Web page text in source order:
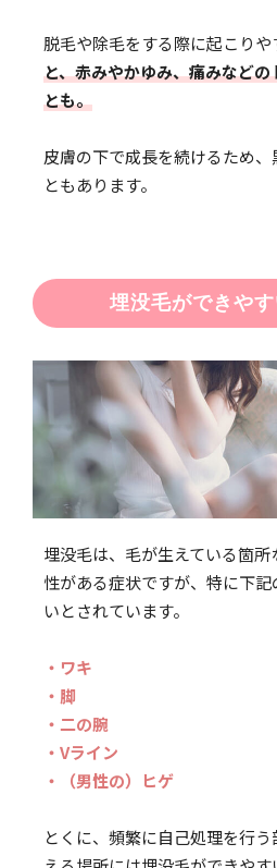
脱毛や除毛をする際に起こりや
と、赤みやかゆみ、痛みなど
とも。
皮膚の下で成長を続けるため
ともあります。
埋没毛ができや
埋没毛は、毛が生えている箇
性がある症状ですが、特に下
いとされています。
・ワキ
・脚
・二の腕
・Vライン
・（男性の）ヒゲ
とくに、頻繁に自己処理を行